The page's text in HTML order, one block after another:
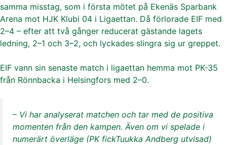
samma misstag, som i första mötet på Ekenäs Sparbank
Arena mot HJK Klubi 04 i Ligaettan. Då förlorade EIF med
2–4 – efter att två gånger reducerat gästande lagets
ledning, 2–1 och 3–2, och lyckades slingra sig ur greppet.
EIF vann sin senaste match i ligaettan hemma mot PK-35
från Rönnbacka i Helsingfors med 2–0.
– Vi har analyserat matchen och tar med de positiva
momenten från den kampen. Även om vi spelade i
numerärt överläge (PK fickTuukka Andberg utvisad)